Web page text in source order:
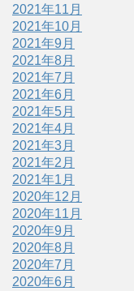
2021年11月
2021年10月
2021年9月
2021年8月
2021年7月
2021年6月
2021年5月
2021年4月
2021年3月
2021年2月
2021年1月
2020年12月
2020年11月
2020年9月
2020年8月
2020年7月
2020年6月